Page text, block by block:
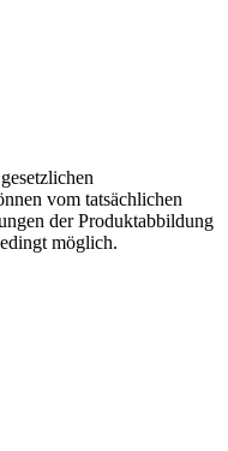
vom tatsächlichen
der Produktabbildung
möglich.